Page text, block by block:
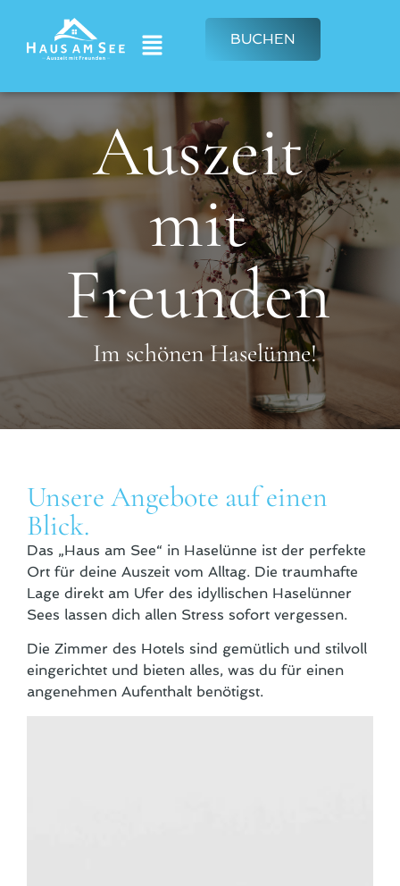
BUCHEN
Auszeit
mit
Freunden
Im schönen Haselünne!
Unsere Angebote auf einen
Blick.
Das „Haus am See“ in Haselünne ist der perfekte
Ort für deine Auszeit vom Alltag. Die traumhafte
Lage direkt am Ufer des idyllischen Haselünner
Sees lassen dich allen Stress sofort vergessen.
Die Zimmer des Hotels sind gemütlich und stilvoll
eingerichtet und bieten alles, was du für einen
angenehmen Aufenthalt benötigst.